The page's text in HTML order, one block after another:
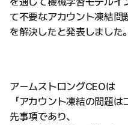
て不要なアカウント凍結問
を解決したと発表しました。
アームストロングCEOは
「アカウント凍結の問題
先事項であり、